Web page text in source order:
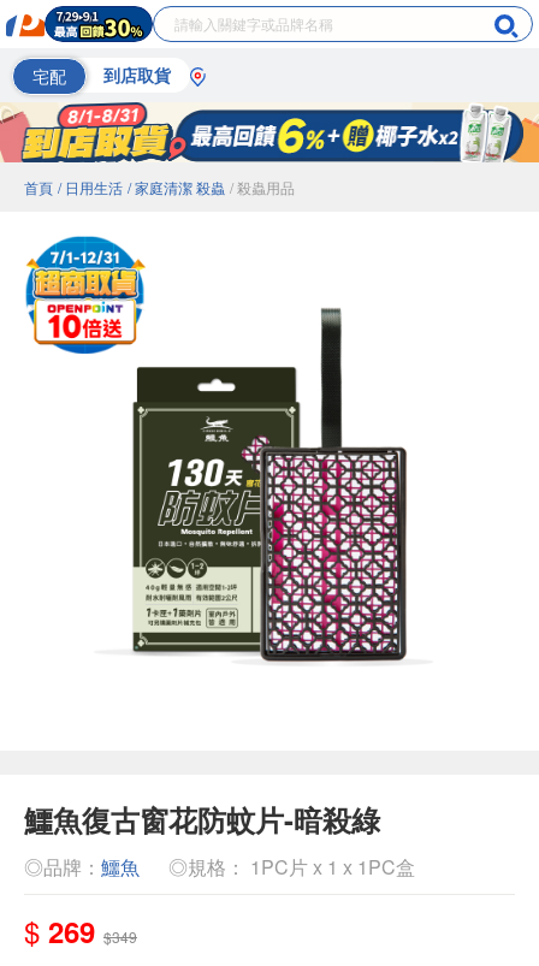
宅配 到店取貨
首頁 / 日用生活 / 家庭清潔 殺蟲 / 殺蟲用品
鱷魚復古窗花防蚊片-暗殺綠
◎品牌： 鱷魚 ◎規格： 1PC片 x 1 x 1PC盒
$ 269 $349